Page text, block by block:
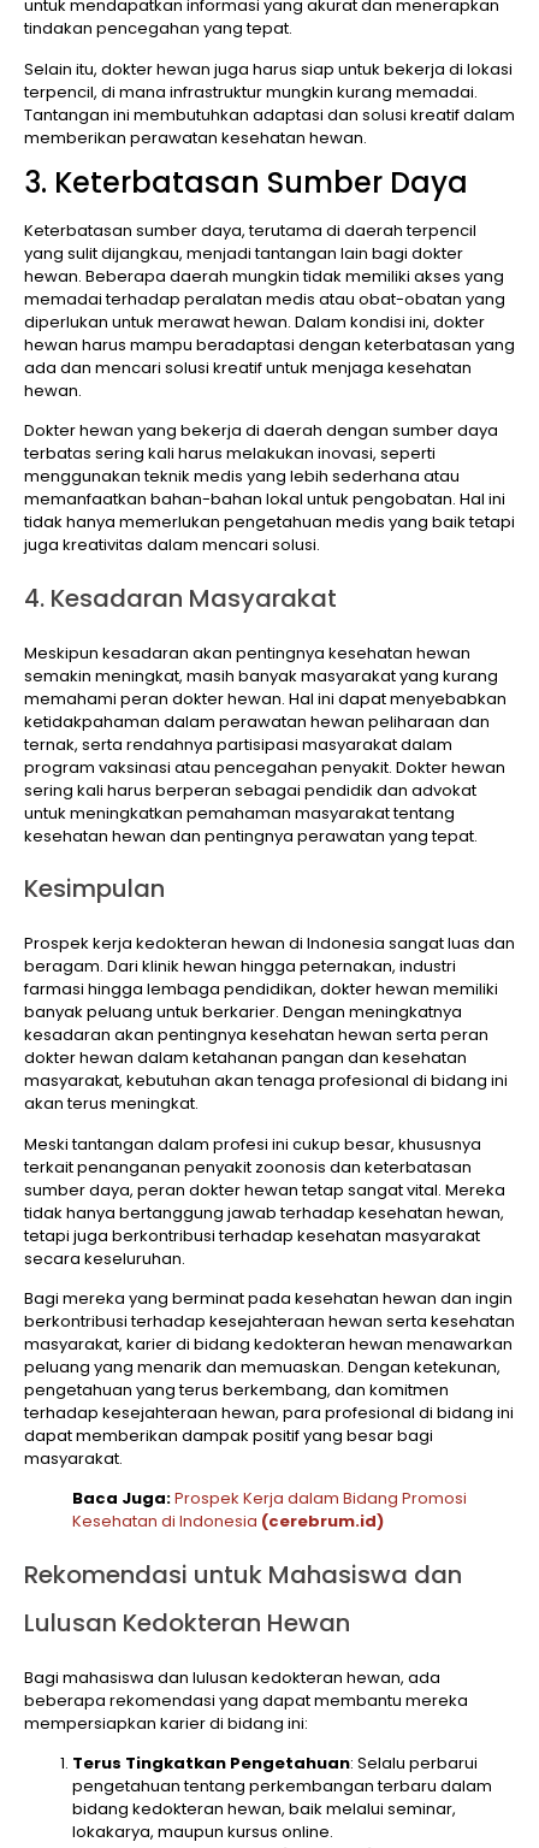
untuk mendapatkan informasi yang akurat dan menerapkan
tindakan pencegahan yang tepat.
Selain itu, dokter hewan juga harus siap untuk bekerja di lokasi
terpencil, di mana infrastruktur mungkin kurang memadai.
Tantangan ini membutuhkan adaptasi dan solusi kreatif dalam
memberikan perawatan kesehatan hewan.
3. Keterbatasan Sumber Daya
Keterbatasan sumber daya, terutama di daerah terpencil
yang sulit dijangkau, menjadi tantangan lain bagi dokter
hewan. Beberapa daerah mungkin tidak memiliki akses yang
memadai terhadap peralatan medis atau obat-obatan yang
diperlukan untuk merawat hewan. Dalam kondisi ini, dokter
hewan harus mampu beradaptasi dengan keterbatasan yang
ada dan mencari solusi kreatif untuk menjaga kesehatan
hewan.
Dokter hewan yang bekerja di daerah dengan sumber daya
terbatas sering kali harus melakukan inovasi, seperti
menggunakan teknik medis yang lebih sederhana atau
memanfaatkan bahan-bahan lokal untuk pengobatan. Hal ini
tidak hanya memerlukan pengetahuan medis yang baik tetapi
juga kreativitas dalam mencari solusi.
4. Kesadaran Masyarakat
Meskipun kesadaran akan pentingnya kesehatan hewan
semakin meningkat, masih banyak masyarakat yang kurang
memahami peran dokter hewan. Hal ini dapat menyebabkan
ketidakpahaman dalam perawatan hewan peliharaan dan
ternak, serta rendahnya partisipasi masyarakat dalam
program vaksinasi atau pencegahan penyakit. Dokter hewan
sering kali harus berperan sebagai pendidik dan advokat
untuk meningkatkan pemahaman masyarakat tentang
kesehatan hewan dan pentingnya perawatan yang tepat.
Kesimpulan
Prospek kerja kedokteran hewan di Indonesia sangat luas dan
beragam. Dari klinik hewan hingga peternakan, industri
farmasi hingga lembaga pendidikan, dokter hewan memiliki
banyak peluang untuk berkarier. Dengan meningkatnya
kesadaran akan pentingnya kesehatan hewan serta peran
dokter hewan dalam ketahanan pangan dan kesehatan
masyarakat, kebutuhan akan tenaga profesional di bidang ini
akan terus meningkat.
Meski tantangan dalam profesi ini cukup besar, khususnya
terkait penanganan penyakit zoonosis dan keterbatasan
sumber daya, peran dokter hewan tetap sangat vital. Mereka
tidak hanya bertanggung jawab terhadap kesehatan hewan,
tetapi juga berkontribusi terhadap kesehatan masyarakat
secara keseluruhan.
Bagi mereka yang berminat pada kesehatan hewan dan ingin
berkontribusi terhadap kesejahteraan hewan serta kesehatan
masyarakat, karier di bidang kedokteran hewan menawarkan
peluang yang menarik dan memuaskan. Dengan ketekunan,
pengetahuan yang terus berkembang, dan komitmen
terhadap kesejahteraan hewan, para profesional di bidang ini
dapat memberikan dampak positif yang besar bagi
masyarakat.
Baca Juga:Prospek Kerja dalam Bidang Promosi
Kesehatan di Indonesia (cerebrum.id)
Rekomendasi untuk Mahasiswa dan
Lulusan Kedokteran Hewan
Bagi mahasiswa dan lulusan kedokteran hewan, ada
beberapa rekomendasi yang dapat membantu mereka
mempersiapkan karier di bidang ini:
Terus Tingkatkan Pengetahuan: Selalu perbarui
pengetahuan tentang perkembangan terbaru dalam
bidang kedokteran hewan, baik melalui seminar,
lokakarya, maupun kursus online.